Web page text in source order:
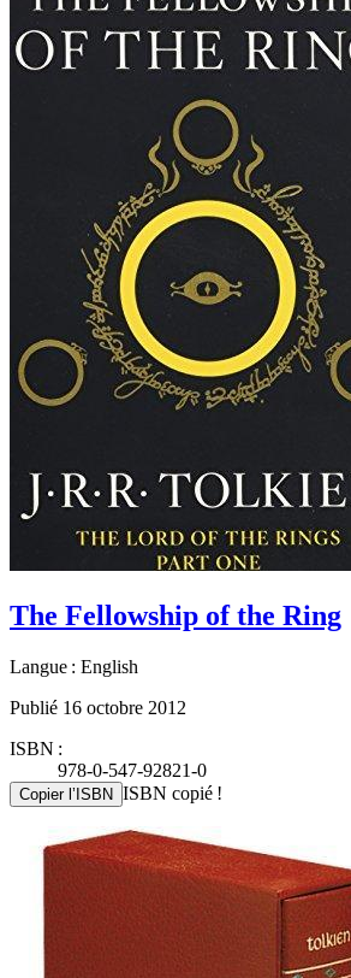
The Fellowship of the Ring
Langue : English
Publié 16 octobre 2012
ISBN :
978-0-547-92821-0
Copier l’ISBN ISBN copié !